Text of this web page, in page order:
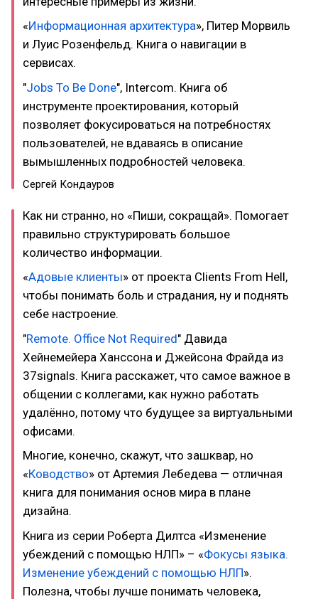
«Информационная архитектура», Питер Морвиль
и Луис Розенфельд. Книга о навигации в
сервисах.
"Jobs To Be Done", Intercom. Книга об
инструменте проектирования, который
позволяет фокусироваться на потребностях
пользователей, не вдаваясь в описание
вымышленных подробностей человека.
Сергей Кондауров
Как ни странно, но «Пиши, сокращай». Помогает
правильно структурировать большое
количество информации.
«Адовые клиенты» от проекта Clients From Hell,
чтобы понимать боль и страдания, ну и поднять
себе настроение.
"Remote. Office Not Required" Давида
Хейнемейера Ханссона и Джейсона Фрайда из
37signals. Книга расскажет, что самое важное в
общении с коллегами, как нужно работать
удалённо, потому что будущее за виртуальными
офисами.
Многие, конечно, скажут, что зашквар, но
«Ководство» от Артемия Лебедева — отличная
книга для понимания основ мира в плане
дизайна.
Книга из серии Роберта Дилтса «Изменение
убеждений с помощью НЛП» – «Фокусы языка.
Изменение убеждений с помощью НЛП».
Полезна, чтобы лучше понимать человека,